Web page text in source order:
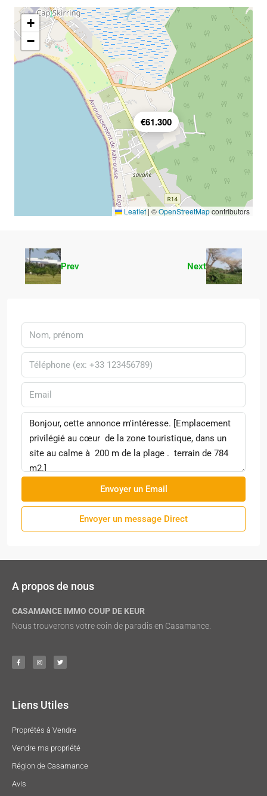
€61.300
+
−
Leaflet | ©OpenStreetMapcontributors
Prev Next
Envoyer un Email
Envoyer un message Direct
A propos de nous
CASAMANCE IMMO COUP DE KEUR
Nous trouverons votre coin de paradis en Casamance.
Liens Utiles
Proprétés à Vendre
Vendre ma propriété
Région de Casamance
Avis